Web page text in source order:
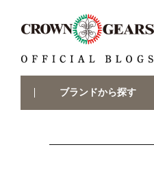
ブランドから探す